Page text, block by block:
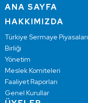
ANA SAYFA
HAKKIMIZDA
Türkiye Sermaye Piyasaları
Birliği
Yönetim
Meslek Komiteleri
Faaliyet Raporları
Genel Kurullar